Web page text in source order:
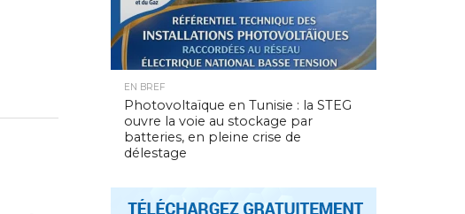
EN BREF
Photovoltaïque en Tunisie : la STEG
ouvre la voie au stockage par
batteries, en pleine crise de
délestage